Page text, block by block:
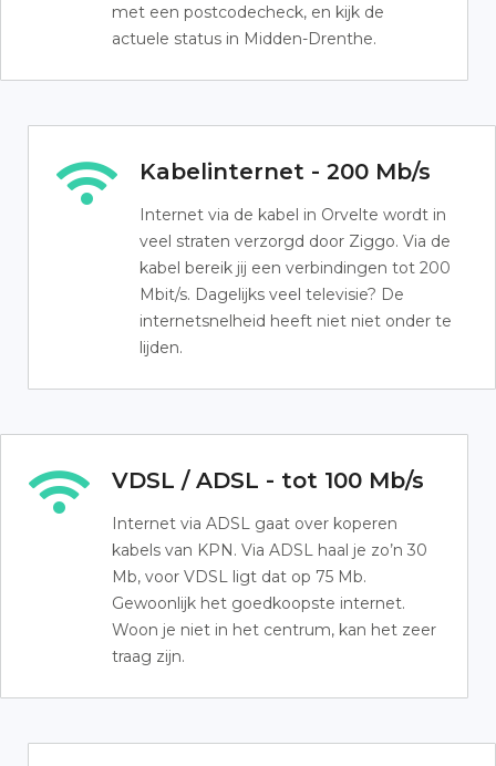
met een postcodecheck, en kijk de
actuele status in Midden-Drenthe.
Kabelinternet - 200 Mb/s
Internet via de kabel in Orvelte wordt in
veel straten verzorgd door Ziggo. Via de
kabel bereik jij een verbindingen tot 200
Mbit/s. Dagelijks veel televisie? De
internetsnelheid heeft niet niet onder te
lijden.
VDSL / ADSL - tot 100 Mb/s
Internet via ADSL gaat over koperen
kabels van KPN. Via ADSL haal je zo’n 30
Mb, voor VDSL ligt dat op 75 Mb.
Gewoonlijk het goedkoopste internet.
Woon je niet in het centrum, kan het zeer
traag zijn.